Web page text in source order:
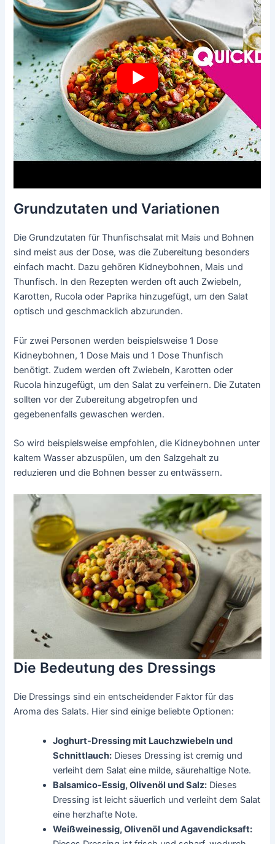
Grundzutaten und Variationen
Die Grundzutaten für Thunfischsalat mit Mais und Bohnen
sind meist aus der Dose, was die Zubereitung besonders
einfach macht. Dazu gehören Kidneybohnen, Mais und
Thunfisch. In den Rezepten werden oft auch Zwiebeln,
Karotten, Rucola oder Paprika hinzugefügt, um den Salat
optisch und geschmacklich abzurunden.
Für zwei Personen werden beispielsweise 1 Dose
Kidneybohnen, 1 Dose Mais und 1 Dose Thunfisch
benötigt. Zudem werden oft Zwiebeln, Karotten oder
Rucola hinzugefügt, um den Salat zu verfeinern. Die Zutaten
sollten vor der Zubereitung abgetropfen und
gegebenenfalls gewaschen werden.
So wird beispielsweise empfohlen, die Kidneybohnen unter
kaltem Wasser abzuspülen, um den Salzgehalt zu
reduzieren und die Bohnen besser zu entwässern.
Die Bedeutung des Dressings
Die Dressings sind ein entscheidender Faktor für das
Aroma des Salats. Hier sind einige beliebte Optionen:
Joghurt-Dressing mit Lauchzwiebeln und
Schnittlauch: Dieses Dressing ist cremig und
verleiht dem Salat eine milde, säurehaltige Note.
Balsamico-Essig, Olivenöl und Salz: Dieses
Dressing ist leicht säuerlich und verleiht dem Salat
eine herzhafte Note.
Weißweinessig, Olivenöl und Agavendicksaft: